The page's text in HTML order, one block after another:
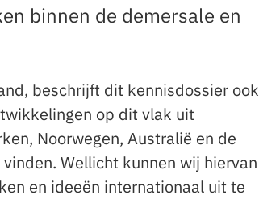
binnen de demersale en
beschrijft dit kennisdossier ook
op dit vlak uit
Noorwegen, Australië en de
Wellicht kunnen wij hiervan
en ideeën internationaal uit te